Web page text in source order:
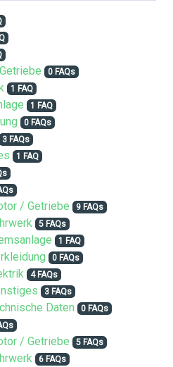
0 FAQs
1 FAQ
1 FAQ
0 FAQs
3 FAQs
1 FAQ
/ Getriebe 9 FAQs
5 FAQs
1 FAQ
0 FAQs
4 FAQs
3 FAQs
Daten 0 FAQs
/ Getriebe 5 FAQs
6 FAQs